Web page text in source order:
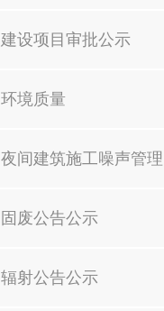
建设项目审批公示
环境质量
夜间建筑施工噪声管理
固废公告公示
辐射公告公示